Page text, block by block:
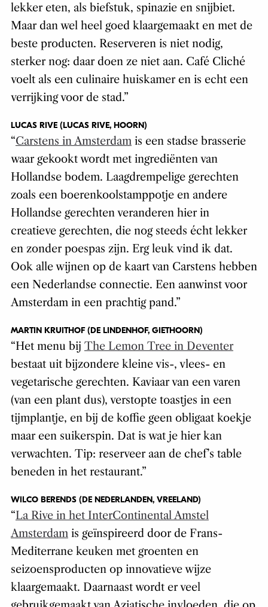
lekker eten, als biefstuk, spinazie en snijbiet.
Maar dan wel heel goed klaargemaakt en met de
beste producten. Reserveren is niet nodig,
sterker nog: daar doen ze niet aan. Café Cliché
voelt als een culinaire huiskamer en is echt een
verrijking voor de stad.”
LUCAS RIVE (LUCAS RIVE, HOORN)
“Carstens in Amsterdamis een stadse brasserie
waar gekookt wordt met ingrediënten van
Hollandse bodem. Laagdrempelige gerechten
zoals een boerenkoolstamppotje en andere
Hollandse gerechten veranderen hier in
creatieve gerechten, die nog steeds écht lekker
en zonder poespas zijn. Erg leuk vind ik dat.
Ook alle wijnen op de kaart van Carstens hebben
een Nederlandse connectie. Een aanwinst voor
Amsterdam in een prachtig pand.”
MARTIN KRUITHOF (DE LINDENHOF, GIETHOORN)
“Het menu bij The Lemon Tree in Deventer
bestaat uit bijzondere kleine vis-, vlees- en
vegetarische gerechten. Kaviaar van een varen
(van een plant dus), verstopte toastjes in een
tijmplantje, en bij de koffie geen obligaat koekje
maar een suikerspin. Dat is wat je hier kan
verwachten. Tip: reserveer aan de chef’s table
beneden in het restaurant.”
WILCO BERENDS (DE NEDERLANDEN, VREELAND)
“La Rive in het InterContinental Amstel
Amsterdamis geïnspireerd door de Frans-
Mediterrane keuken met groenten en
seizoensproducten op innovatieve wijze
klaargemaakt. Daarnaast wordt er veel